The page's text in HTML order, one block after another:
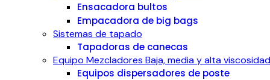
Ensacadora bultos
Empacadora de big bags
Sistemas de tapado
Tapadoras de canecas
Equipo Mezcladores Baja, media y alta viscosidad
Equipos dispersadores de poste